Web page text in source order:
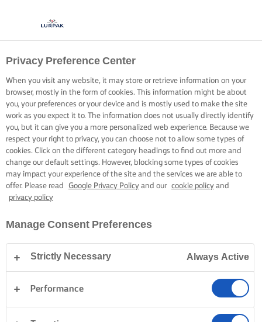
Privacy Preference Center
When you visit any website, it may store or retrieve information on your
browser, mostly in the form of cookies. This information might be about
you, your preferences or your device and is mostly used to make the site
work as you expect it to. The information does not usually directly identify
you, but it can give you a more personalized web experience. Because we
respect your right to privacy, you can choose not to allow some types of
cookies. Click on the different category headings to find out more and
change our default settings. However, blocking some types of cookies
may impact your experience of the site and the services we are able to
offer. Please read
Google Privacy Policy and our cookie policy and
privacy policy
Manage Consent Preferences
Strictly Necessary Always Active
Performance